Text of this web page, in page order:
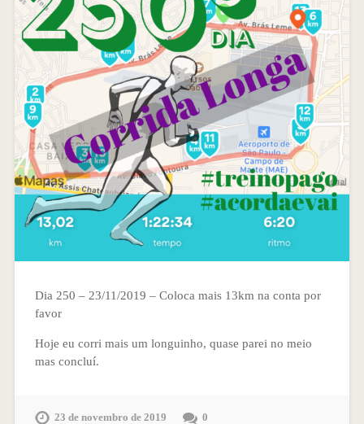
Dia 250 – 23/11/2019 – Coloca mais 13km na conta por
favor
Hoje eu corri mais um longuinho, quase parei no meio
mas concluí.
23 de novembro de 2019 0